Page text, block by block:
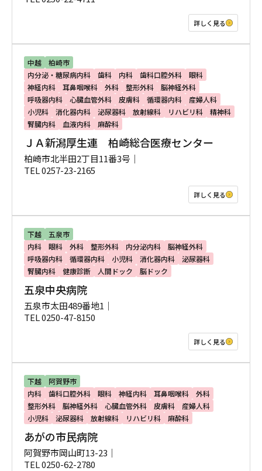
詳しく見る
中越
柏崎市
内分泌・糖尿病内科
歯科 内科 歯科口腔外科
眼科
神経内科
耳鼻咽喉科 外科 整形外科
脳神経外科
呼吸器内科
心臓血管外科 皮膚科 循環器内科
産婦人科
小児科
消化器内科 泌尿器科 放射線科 リハビリ科
精神科
腎臓内科
血液内科 麻酔科
ＪＡ新潟厚生連 柏崎総合医療センター
柏崎市北半田2丁目11番3号｜
TEL 0257-23-2165
詳しく見る
下越
五泉市
内科
眼科 外科 整形外科 内分泌内科
脳神経外科
呼吸器内科
循環器内科 小児科 消化器内科
泌尿器科
腎臓内科
健康診断 人間ドック 脳ドック
五泉中央病院
五泉市太田489番地1｜
TEL 0250-47-8150
詳しく見る
下越
阿賀野市
内科
歯科口腔外科 眼科 神経内科 耳鼻咽喉科
外科
整形外科
脳神経外科 心臓血管外科 皮膚科
産婦人科
小児科
泌尿器科 放射線科 リハビリ科 麻酔科
あがの市民病院
阿賀野市岡山町13-23｜
TEL 0250-62-2780